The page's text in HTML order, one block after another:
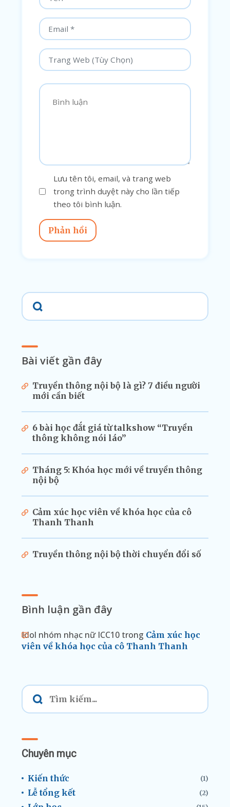
Lưu tên tôi, email, và trang web
trong trình duyệt này cho lần tiếp
theo tôi bình luận.
Phản hồi
Bài viết gần đây
Truyền thông nội bộ là gì? 7 điều người
mới cần biết
6 bài học đắt giá từ talkshow “Truyền
thông không nói láo”
Tháng 5: Khóa học mới về truyền thông
nội bộ
Cảm xúc học viên về khóa học của cô
Thanh Thanh
Truyền thông nội bộ thời chuyển đổi số
Bình luận gần đây
Idol nhóm nhạc nữ ICC10 trong Cảm xúc học
viên về khóa học của cô Thanh Thanh
Chuyên mục
Kiến thức (1)
Lễ tổng kết (2)